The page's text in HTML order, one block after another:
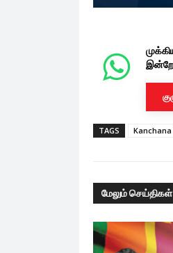
இன்றே
TAGS
மேலும் செய்திகள்